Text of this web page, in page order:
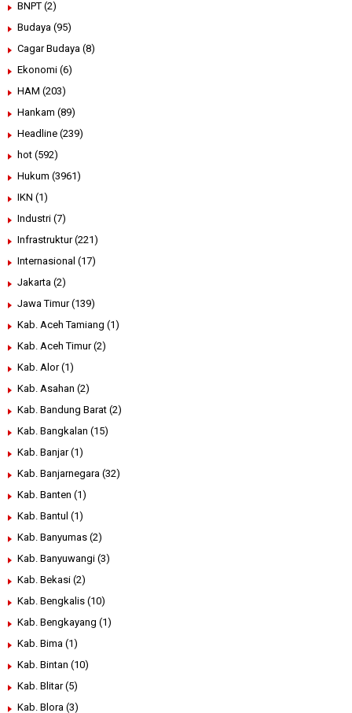
BNPT (2)
Budaya (95)
Cagar Budaya (8)
Ekonomi (6)
HAM (203)
Hankam (89)
Headline (239)
hot (592)
Hukum (3961)
IKN (1)
Industri (7)
Infrastruktur (221)
Internasional (17)
Jakarta (2)
Jawa Timur (139)
Kab. Aceh Tamiang (1)
Kab. Aceh Timur (2)
Kab. Alor (1)
Kab. Asahan (2)
Kab. Bandung Barat (2)
Kab. Bangkalan (15)
Kab. Banjar (1)
Kab. Banjarnegara (32)
Kab. Banten (1)
Kab. Bantul (1)
Kab. Banyumas (2)
Kab. Banyuwangi (3)
Kab. Bekasi (2)
Kab. Bengkalis (10)
Kab. Bengkayang (1)
Kab. Bima (1)
Kab. Bintan (10)
Kab. Blitar (5)
Kab. Blora (3)